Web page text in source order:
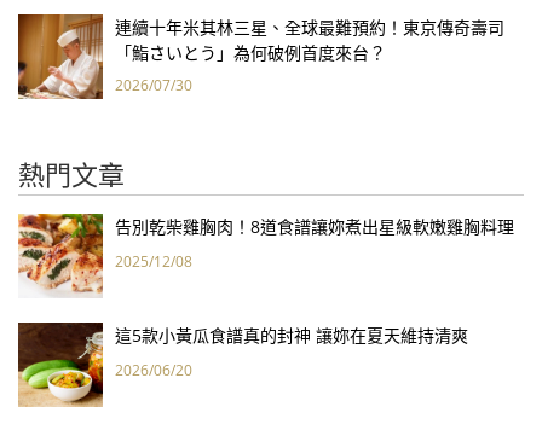
連續十年米其林三星、全球最難預約！東京傳奇壽司
「鮨さいとう」為何破例首度來台？
2026/07/30
熱門文章
告別乾柴雞胸肉！8道食譜讓妳煮出星級軟嫩雞胸料理
2025/12/08
這5款小黃瓜食譜真的封神 讓妳在夏天維持清爽
2026/06/20